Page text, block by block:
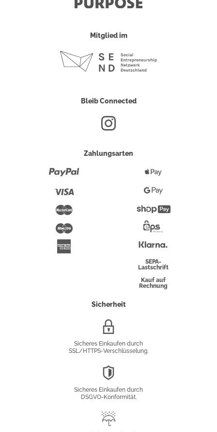
Mitglied im
Bleib Connected
Zahlungsarten
Maestro
Pay
Google
Pay
Überweisung
SEPA-
Lastschrift
Kauf auf
Rechnung
Sicherheit
Sicheres Einkaufen durch
SSL/HTTPS-Verschlüsselung.
Sicheres Einkaufen durch
DSGVO-Konformität.